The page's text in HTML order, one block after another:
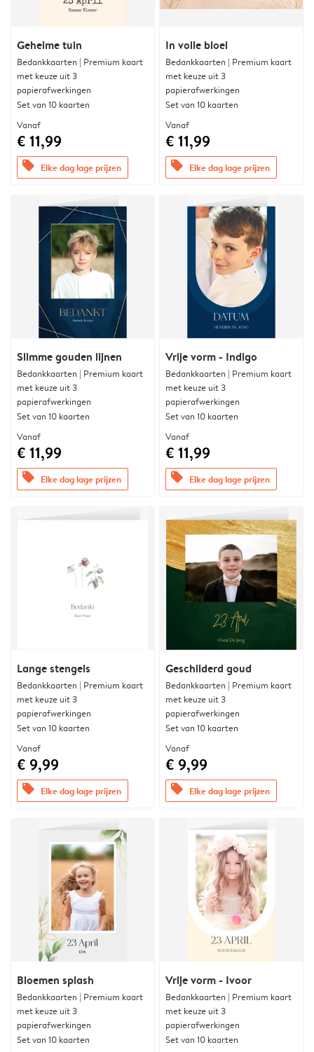
Geheime tuin
Bedankkaarten | Premium kaart
met keuze uit 3
papierafwerkingen
Set van 10 kaarten
Vanaf
€ 11,99
offers Elke dag lage prijzen
In volle bloei
Bedankkaarten | Premium kaart
met keuze uit 3
papierafwerkingen
Set van 10 kaarten
Vanaf
€ 11,99
offers Elke dag lage prijzen
Slimme gouden lijnen
Bedankkaarten | Premium kaart
met keuze uit 3
papierafwerkingen
Set van 10 kaarten
Vanaf
€ 11,99
offers Elke dag lage prijzen
Vrije vorm - Indigo
Bedankkaarten | Premium kaart
met keuze uit 3
papierafwerkingen
Set van 10 kaarten
Vanaf
€ 11,99
offers Elke dag lage prijzen
Lange stengels
Bedankkaarten | Premium kaart
met keuze uit 3
papierafwerkingen
Set van 10 kaarten
Vanaf
€ 9,99
offers Elke dag lage prijzen
Geschilderd goud
Bedankkaarten | Premium kaart
met keuze uit 3
papierafwerkingen
Set van 10 kaarten
Vanaf
€ 9,99
offers Elke dag lage prijzen
Bloemen splash
Bedankkaarten | Premium kaart
met keuze uit 3
papierafwerkingen
Set van 10 kaarten
Vrije vorm - Ivoor
Bedankkaarten | Premium kaart
met keuze uit 3
papierafwerkingen
Set van 10 kaarten